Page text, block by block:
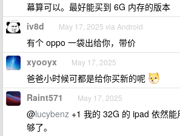
幕算可以。最好能买到 6G 内存的版本
iv8d May 17, 2025 via Android
有个 oppo 一袋出给你，带价
xyooyx May 17, 2025
爸爸小时候可都是给你买新的呢
Raint571 May 17, 2025
@lucybenz +1 我的 32G 的 ipad 依然
够了。